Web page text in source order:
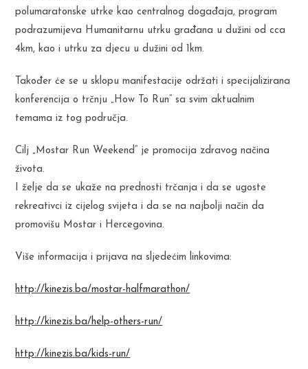
polumaratonske utrke kao centralnog događaja, program
podrazumijeva Humanitarnu utrku građana u dužini od cca
4km, kao i utrku za djecu u dužini od 1km.
Također će se u sklopu manifestacije održati i specijalizirana
konferencija o trčnju „How To Run“ sa svim aktualnim
temama iz tog područja.
Cilj „Mostar Run Weekend“ je promocija zdravog načina
života.
I želje da se ukaže na prednosti trčanja i da se ugoste
rekreativci iz cijelog svijeta i da se na najbolji način da
promovišu Mostar i Hercegovina.
Više informacija i prijava na sljedećim linkovima:
http://kinezis.ba/mostar-halfmarathon/
http://kinezis.ba/help-others-run/
http://kinezis.ba/kids-run/